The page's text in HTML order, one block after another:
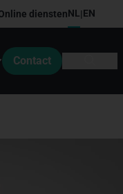
dienstenNL|EN
Contact